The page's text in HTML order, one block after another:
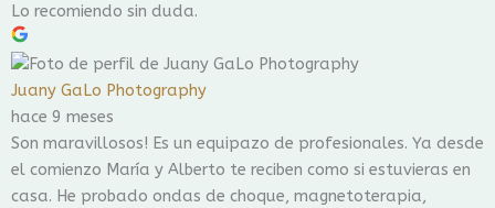
Lo recomiendo sin duda.
Juany GaLo Photography
hace 9 meses
Son maravillosos! Es un equipazo de profesionales. Ya desde
el comienzo María y Alberto te reciben como si estuvieras en
casa. He probado ondas de choque, magnetoterapia,